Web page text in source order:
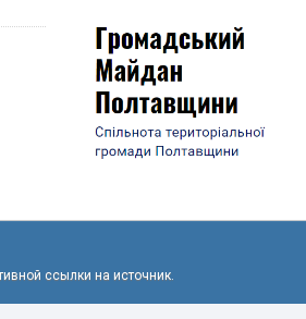
ссылки на источник.